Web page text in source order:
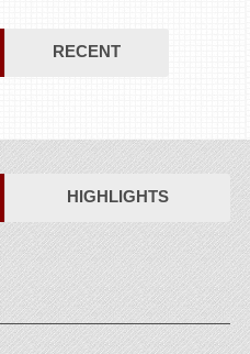
RECENT
HIGHLIGHTS